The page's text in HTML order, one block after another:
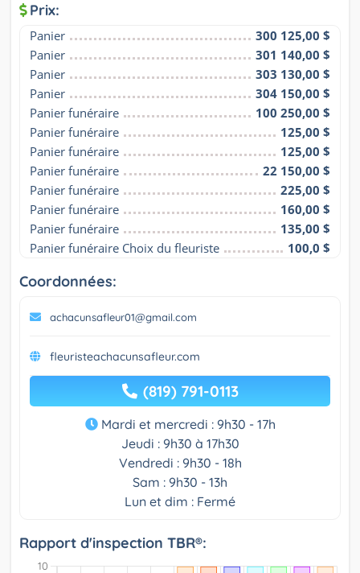
Prix:
Panier
300 125,00 $
Panier
301 140,00 $
Panier
303 130,00 $
Panier
304 150,00 $
Panier funéraire
100 250,00 $
Panier funéraire
125,00 $
Panier funéraire
125,00 $
Panier funéraire
22 150,00 $
Panier funéraire
225,00 $
Panier funéraire
160,00 $
Panier funéraire
135,00 $
Panier funéraire Choix du fleuriste
100,0 $
Coordonnées:
achacunsafleur01@gmail.com
fleuristeachacunsafleur.com
(819) 791-0113
Mardi et mercredi : 9h30 - 17h
Jeudi : 9h30 à 17h30
Vendredi : 9h30 - 18h
Sam : 9h30 - 13h
Lun et dim : Fermé
Rapport d'inspection TBR®: